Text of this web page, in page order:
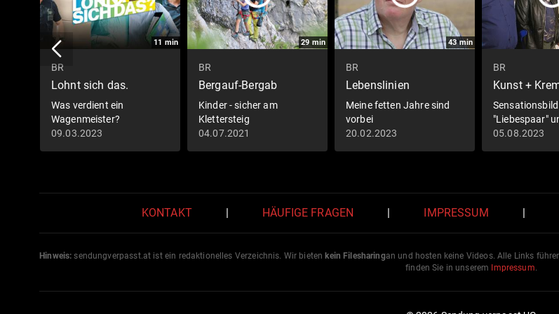
11 min
BR
Lohnt sich das.
Was verdient ein
Wagenmeister?
09.03.2023
29 min
BR
Bergauf-Bergab
Kinder - sicher am
Klettersteig
04.07.2021
43min
BR
Lebenslinien
Meine fetten Jahre sind
vorbei
20.02.2023
BR
Kunst +
Sensationsbild
"Liebespaar"
05.08.2023
KONTAKT HÄUFIGE FRAGEN IMPRESSUM
Hinweis: sendungverpasst.at ist ein redaktionelles Verzeichnis. Wir bieten kein Filesharingan und hosten keine Videos. Alle Links
finden Sie in unserem Impressum.